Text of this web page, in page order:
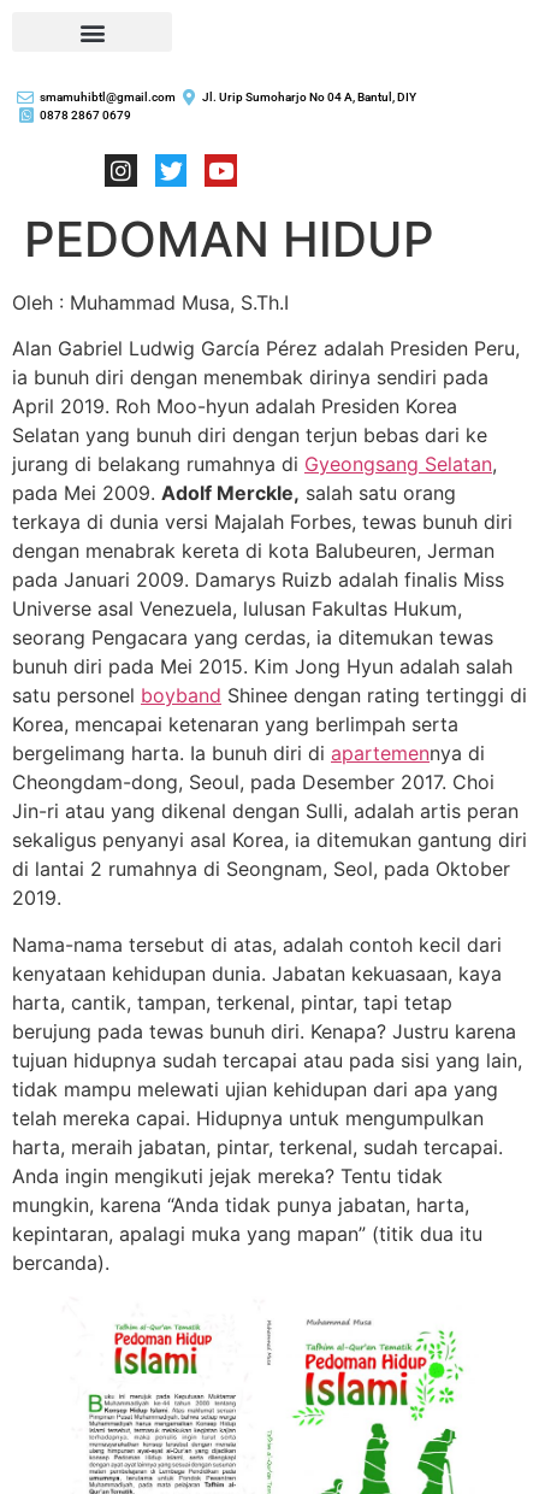
smamuhibtl@gmail.com
Jl. Urip Sumoharjo No 04 A, Bantul, DIY
0878 2867 0679
PEDOMAN HIDUP
Oleh : Muhammad Musa, S.Th.I
Alan Gabriel Ludwig García Pérez adalah Presiden Peru,
ia bunuh diri dengan menembak dirinya sendiri pada
April 2019. Roh Moo-hyun adalah Presiden Korea
Selatan yang bunuh diri dengan terjun bebas dari ke
jurang di belakang rumahnya di Gyeongsang Selatan,
pada Mei 2009. Adolf Merckle, salah satu orang
terkaya di dunia versi Majalah Forbes, tewas bunuh diri
dengan menabrak kereta di kota Balubeuren, Jerman
pada Januari 2009. Damarys Ruizb adalah finalis Miss
Universe asal Venezuela, lulusan Fakultas Hukum,
seorang Pengacara yang cerdas, ia ditemukan tewas
bunuh diri pada Mei 2015. Kim Jong Hyun adalah salah
satu personel boyband Shinee dengan rating tertinggi di
Korea, mencapai ketenaran yang berlimpah serta
bergelimang harta. Ia bunuh diri di apartemennya di
Cheongdam-dong, Seoul, pada Desember 2017. Choi
Jin-ri atau yang dikenal dengan Sulli, adalah artis peran
sekaligus penyanyi asal Korea, ia ditemukan gantung diri
di lantai 2 rumahnya di Seongnam, Seol, pada Oktober
2019.
Nama-nama tersebut di atas, adalah contoh kecil dari
kenyataan kehidupan dunia. Jabatan kekuasaan, kaya
harta, cantik, tampan, terkenal, pintar, tapi tetap
berujung pada tewas bunuh diri. Kenapa? Justru karena
tujuan hidupnya sudah tercapai atau pada sisi yang lain,
tidak mampu melewati ujian kehidupan dari apa yang
telah mereka capai. Hidupnya untuk mengumpulkan
harta, meraih jabatan, pintar, terkenal, sudah tercapai.
Anda ingin mengikuti jejak mereka? Tentu tidak
mungkin, karena “Anda tidak punya jabatan, harta,
kepintaran, apalagi muka yang mapan” (titik dua itu
bercanda).